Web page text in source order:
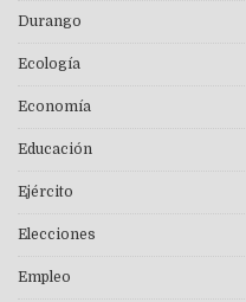
Durango
Ecología
Economía
Educación
Ejército
Elecciones
Empleo